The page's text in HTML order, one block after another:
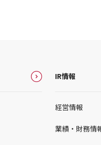
IR情報
経営情報
業績・財務情